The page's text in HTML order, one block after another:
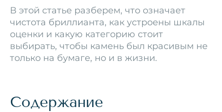
В этой статье разберем, что означает
чистота бриллианта, как устроены шкалы
оценки и какую категорию стоит
выбирать, чтобы камень был красивым не
только на бумаге, но и в жизни.
Содержание